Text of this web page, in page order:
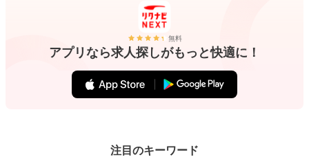
無料
アプリなら求人探しがもっと快適に！
注目のキーワード